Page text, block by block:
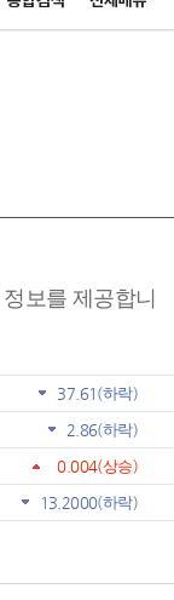
정보를 제공합니
37.61 (하락)
2.86(하락)
0.004(상승)
13.2000(하락)